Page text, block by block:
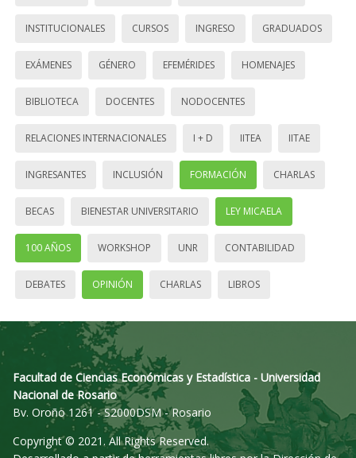
INSTITUCIONALES CURSOS INGRESO GRADUADOS
EXÁMENES GÉNERO EFEMÉRIDES HOMENAJES
BIBLIOTECA DOCENTES NODOCENTES
RELACIONES INTERNACIONALES I + D IITEA IITAE
INGRESANTES INCLUSIÓN FORMACIÓN CHARLAS
BECAS BIENESTAR UNIVERSITARIO LEY MICAELA
100 AÑOS WORKSHOP UNR CONTABILIDAD
DEBATES OPINIÓN CHARLAS LIBROS
Facultad de Ciencias Económicas y Estadística - Universidad
Nacional de Rosario
Bv. Oroño 1261 - S2000DSM - Rosario
Copyright © 2021. All Rights Reserved.